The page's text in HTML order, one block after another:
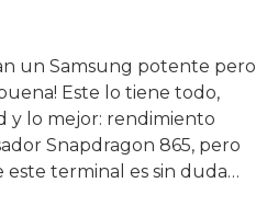
un Samsung potente pero
Este lo tiene todo,
y lo mejor: rendimiento
Snapdragon 865, pero
terminal es sin duda…